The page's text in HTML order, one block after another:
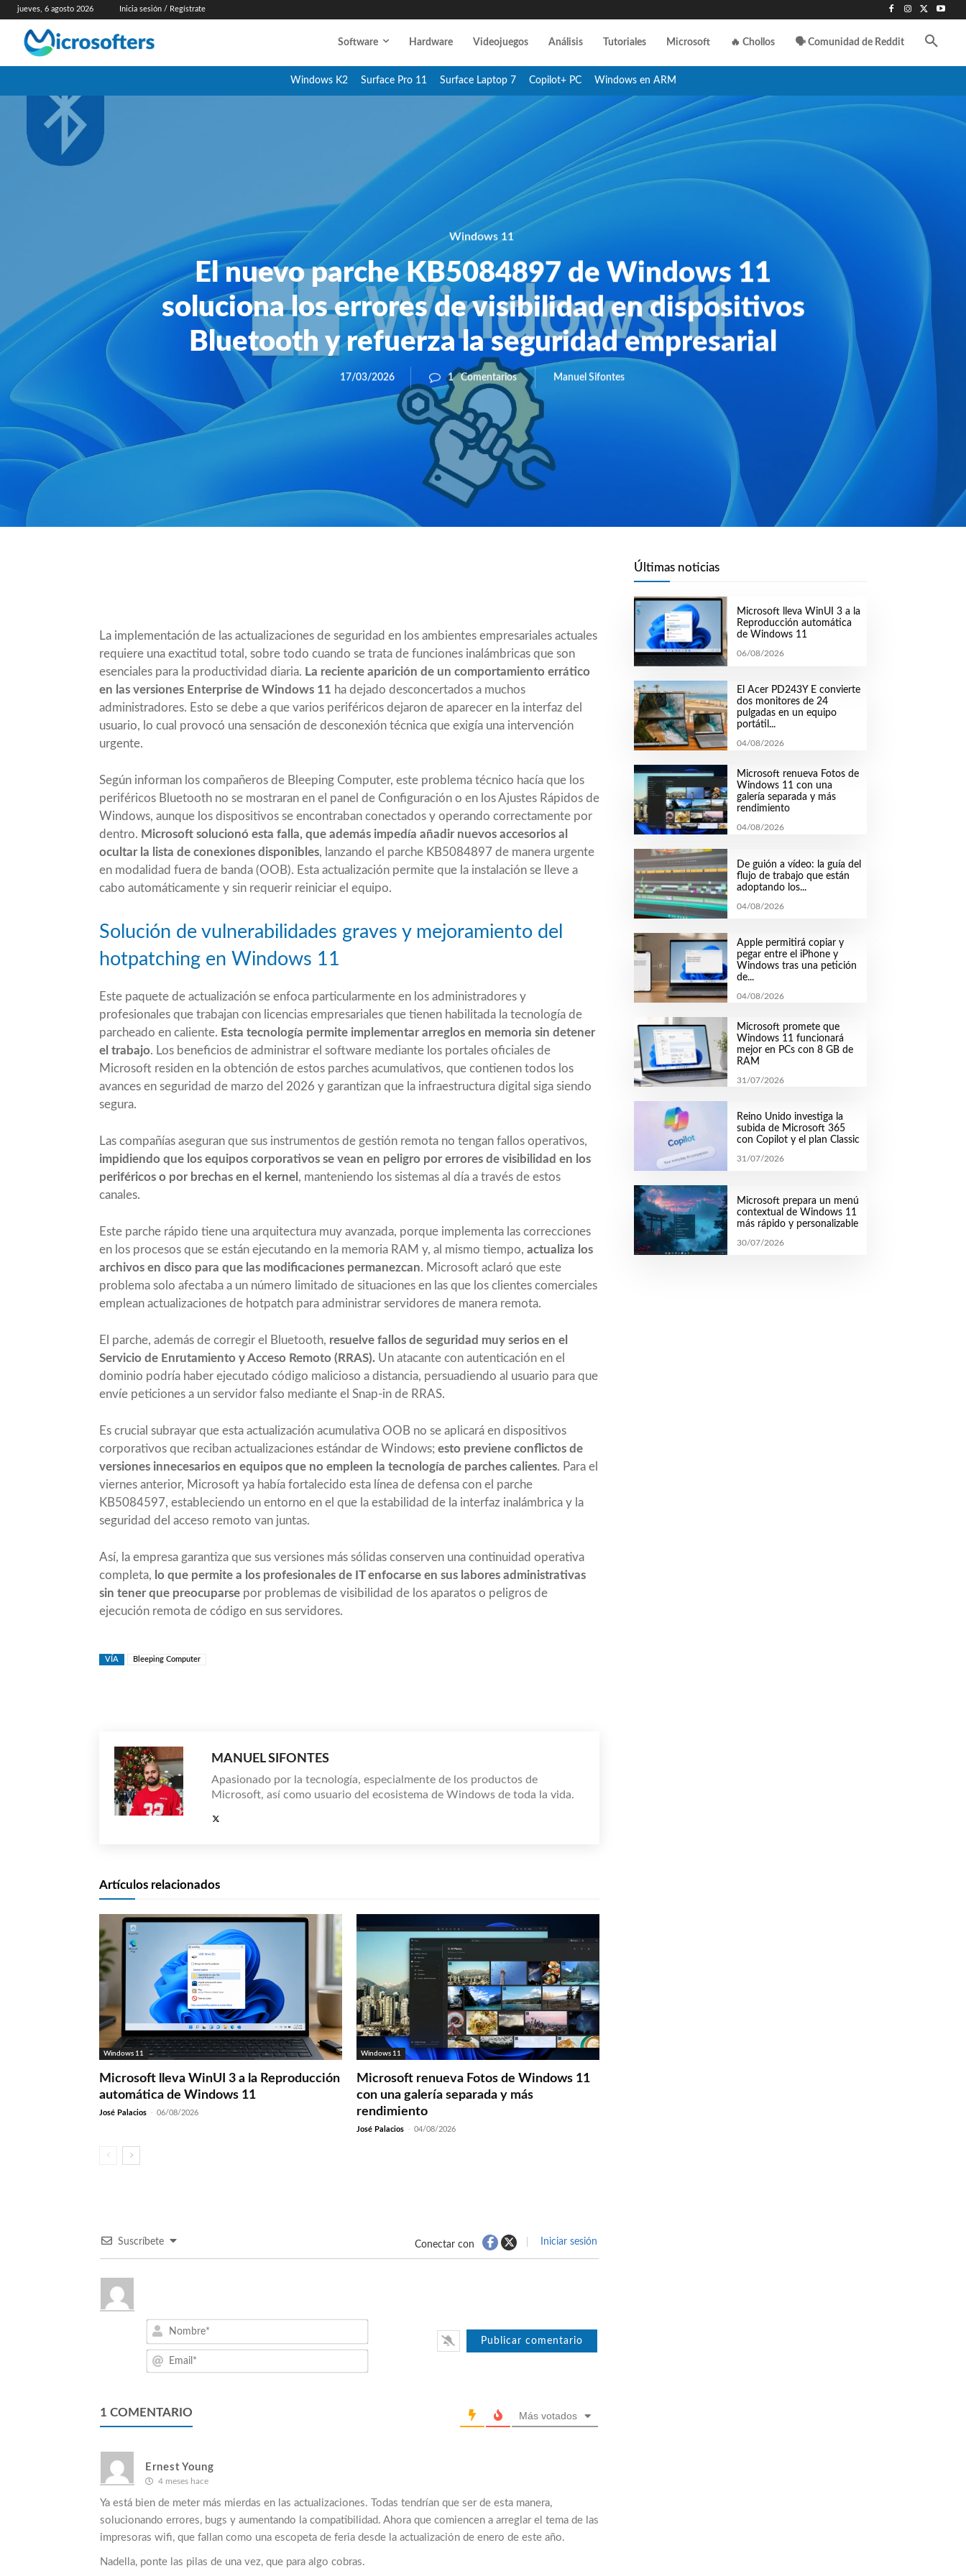
jueves, 6 agosto 2026 Inicia sesión / Regístrate
Software Hardware Videojuegos Análisis Tutoriales Microsoft 🔥 Chollos 🗣️ Comunidad de Reddit
Windows K2 Surface Pro 11 Surface Laptop 7 Copilot+ PC Windows en ARM
Windows 11
El nuevo parche KB5084897 de Windows 11
soluciona los errores de visibilidad en dispositivos
Bluetooth y refuerza la seguridad empresarial
17/03/2026 1 Comentarios Manuel Sifontes
La implementación de las actualizaciones de seguridad en los ambientes empresariales actuales
requiere una exactitud total, sobre todo cuando se trata de funciones inalámbricas que son
esenciales para la productividad diaria. La reciente aparición de un comportamiento errático
en las versiones Enterprise de Windows 11 ha dejado desconcertados a muchos
administradores. Esto se debe a que varios periféricos dejaron de aparecer en la interfaz del
usuario, lo cual provocó una sensación de desconexión técnica que exigía una intervención
urgente.
Según informan los compañeros de Bleeping Computer, este problema técnico hacía que los
periféricos Bluetooth no se mostraran en el panel de Configuración o en los Ajustes Rápidos de
Windows, aunque los dispositivos se encontraban conectados y operando correctamente por
dentro. Microsoft solucionó esta falla, que además impedía añadir nuevos accesorios al
ocultar la lista de conexiones disponibles, lanzando el parche KB5084897 de manera urgente
en modalidad fuera de banda (OOB). Esta actualización permite que la instalación se lleve a
cabo automáticamente y sin requerir reiniciar el equipo.
Solución de vulnerabilidades graves y mejoramiento del
hotpatching en Windows 11
Este paquete de actualización se enfoca particularmente en los administradores y
profesionales que trabajan con licencias empresariales que tienen habilitada la tecnología de
parcheado en caliente. Esta tecnología permite implementar arreglos en memoria sin detener
el trabajo. Los beneficios de administrar el software mediante los portales oficiales de
Microsoft residen en la obtención de estos parches acumulativos, que contienen todos los
avances en seguridad de marzo del 2026 y garantizan que la infraestructura digital siga siendo
segura.
Las compañías aseguran que sus instrumentos de gestión remota no tengan fallos operativos,
impidiendo que los equipos corporativos se vean en peligro por errores de visibilidad en los
periféricos o por brechas en el kernel , manteniendo los sistemas al día a través de estos
canales.
Este parche rápido tiene una arquitectura muy avanzada, porque implementa las correcciones
en los procesos que se están ejecutando en la memoria RAM y, al mismo tiempo, actualiza los
archivos en disco para que las modificaciones permanezcan. Microsoft aclaró que este
problema solo afectaba a un número limitado de situaciones en las que los clientes comerciales
emplean actualizaciones de hotpatch para administrar servidores de manera remota.
El parche, además de corregir el Bluetooth, resuelve fallos de seguridad muy serios en el
Servicio de Enrutamiento y Acceso Remoto (RRAS). Un atacante con autenticación en el
dominio podría haber ejecutado código malicioso a distancia, persuadiendo al usuario para que
envíe peticiones a un servidor falso mediante el Snap-in de RRAS.
Es crucial subrayar que esta actualización acumulativa OOB no se aplicará en dispositivos
corporativos que reciban actualizaciones estándar de Windows; esto previene conflictos de
versiones innecesarios en equipos que no empleen la tecnología de parches calientes. Para el
viernes anterior, Microsoft ya había fortalecido esta línea de defensa con el parche
KB5084597, estableciendo un entorno en el que la estabilidad de la interfaz inalámbrica y la
seguridad del acceso remoto van juntas.
Así, la empresa garantiza que sus versiones más sólidas conserven una continuidad operativa
completa, lo que permite a los profesionales de IT enfocarse en sus labores administrativas
sin tener que preocuparse por problemas de visibilidad de los aparatos o peligros de
ejecución remota de código en sus servidores.
VÍA Bleeping Computer
MANUEL SIFONTES
Apasionado por la tecnología, especialmente de los productos de
Microsoft, así como usuario del ecosistema de Windows de toda la vida.
Artículos relacionados
Windows 11
Microsoft lleva WinUI 3 a la Reproducción
automática de Windows 11
José Palacios - 06/08/2026
Windows 11
Microsoft renueva Fotos de Windows 11
con una galería separada y más
rendimiento
José Palacios - 04/08/2026
Suscríbete Conectar con Iniciar sesión
1 COMENTARIO Más votados
Ernest Young
4 meses hace
Ya está bien de meter más mierdas en las actualizaciones. Todas tendrían que ser de esta manera,
solucionando errores, bugs y aumentando la compatibilidad. Ahora que comiencen a arreglar el tema de las
impresoras wifi, que fallan como una escopeta de feria desde la actualización de enero de este año.
Nadella, ponte las pilas de una vez, que para algo cobras.
Últimas noticias
Microsoft lleva WinUI 3 a la
Reproducción automática
de Windows 11
06/08/2026
El Acer PD243Y E convierte
dos monitores de 24
pulgadas en un equipo
portátil...
04/08/2026
Microsoft renueva Fotos de
Windows 11 con una
galería separada y más
rendimiento
04/08/2026
De guión a vídeo: la guía del
flujo de trabajo que están
adoptando los...
04/08/2026
Apple permitirá copiar y
pegar entre el iPhone y
Windows tras una petición
de...
04/08/2026
Microsoft promete que
Windows 11 funcionará
mejor en PCs con 8 GB de
RAM
31/07/2026
Reino Unido investiga la
subida de Microsoft 365
con Copilot y el plan Classic
31/07/2026
Microsoft prepara un menú
contextual de Windows 11
más rápido y personalizable
30/07/2026